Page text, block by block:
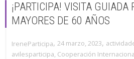
¡PARTICIPA! VISITA GUIADA
MAYORES DE 60 AÑOS
IreneParticipa, 24 marzo, 2023,
avilesparticipa, Cooperación